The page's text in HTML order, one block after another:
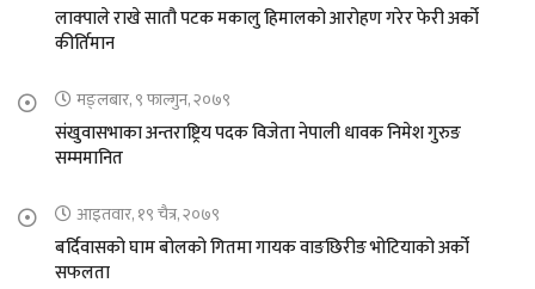
लाक्पाले राखे सातौ पटक मकालु हिमालको आरोहण गरेर फेरी अर्को
कीर्तिमान
मङ्लबार, ९ फाल्गुन, २०७९
संखुवासभाका अन्तराष्ट्रिय पदक विजेता नेपाली धावक निमेश गुरुङ
सम्ममानित
आइतवार, १९ चैत्र, २०७९
बर्दिवासको घाम बोलको गितमा गायक वाङछिरीङ भोटियाको अर्को
सफलता